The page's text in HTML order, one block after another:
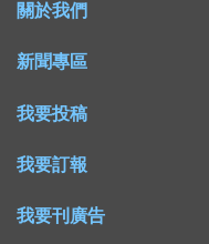
關於我們
新聞專區
我要投稿
我要訂報
我要刊廣告